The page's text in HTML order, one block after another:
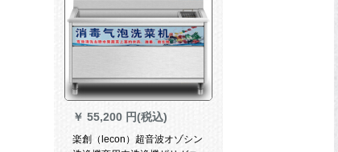
￥ 55,200 円(税込)
楽創（lecon）超音波オゾシン